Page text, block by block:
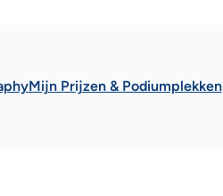
Mijn Prijzen & Podiumplekken